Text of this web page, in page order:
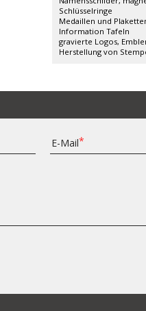
Schlüsselringe
Medaillen und
Information Tafeln
gravierte Logos,
Herstellung von
E-Mail